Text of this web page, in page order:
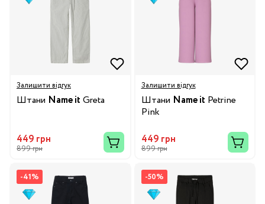
Залишити відгук
Штани Name it Greta
449 грн
899 грн
Залишити відгук
Штани Name it Petrine
Pink
449 грн
899 грн
-41% -50%